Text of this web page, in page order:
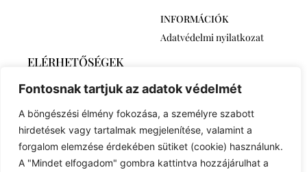
Fontosnak tartjuk az adatok védelmét
A böngészési élmény fokozása, a személyre szabott
hirdetések vagy tartalmak megjelenítése, valamint a
forgalom elemzése érdekében sütiket (cookie) használunk.
A "Mindet elfogadom" gombra kattintva hozzájárulhat a
INFORMÁCIÓK
Adatvédelmi nyilatkozat
ELÉRHETŐSÉGEK
2768 Újszilvás,
Ábrahámtelek 511/A
+36 30 6259746
euronovexuse@gmail.com